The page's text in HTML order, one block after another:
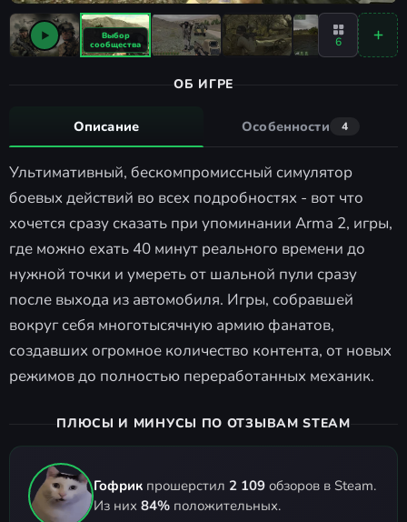
6
ОБ ИГРЕ
Описание Особенности 4
Ультимативный, бескомпромиссный симулятор
боевых действий во всех подробностях - вот что
хочется сразу сказать при упоминании Arma 2, игры,
где можно ехать 40 минут реального времени до
нужной точки и умереть от шальной пули сразу
после выхода из автомобиля. Игры, собравшей
вокруг себя многотысячную армию фанатов,
создавших огромное количество контента, от новых
режимов до полностью переработанных механик.
ПЛЮСЫ И МИНУСЫ ПО ОТЗЫВАМ STEAM
Гофрик прошерстил 2 109 обзоров в Steam.
Из них 84% положительных.